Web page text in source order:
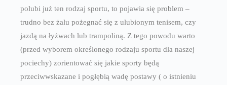
polubi już ten rodzaj sportu, to pojawia się problem –
trudno bez żalu pożegnać się z ulubionym tenisem, czy
jazdą na łyżwach lub trampoliną. Z tego powodu warto
(przed wyborem określonego rodzaju sportu dla naszej
pociechy) zorientować się jakie sporty będą
przeciwwskazane i pogłębią wadę postawy ( o istnieniu